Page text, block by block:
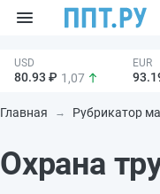
80.93 ₽ 1,07
Главная Рубрикатор
Охрана